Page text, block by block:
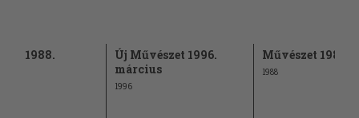
1988.
Új Művészet 1996.
március
1996
Művészet 1988.
1988